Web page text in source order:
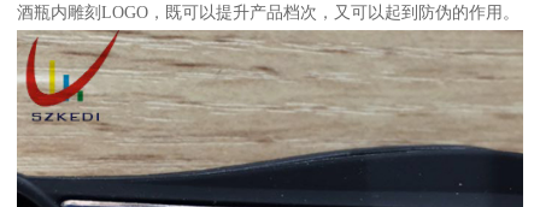
酒瓶内雕刻LOGO，既可以提升产品档次，又可以起到防伪的作用。